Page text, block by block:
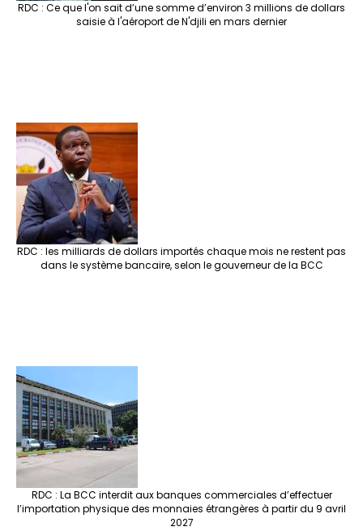
RDC : Ce que l'on sait d’une somme d’environ 3 millions de dollars
saisie à l'aéroport de N'djili en mars dernier
RDC : les milliards de dollars importés chaque mois ne restent pas
dans le système bancaire, selon le gouverneur de la BCC
RDC : La BCC interdit aux banques commerciales d’effectuer
l’importation physique des monnaies étrangères à partir du 9 avril
2027